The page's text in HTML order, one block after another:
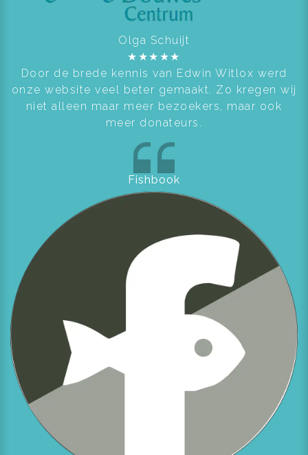
Olga Schuijt
★ ★★ ★★
Door de brede kennis van Edwin Witlox werd
onze website veel beter gemaakt. Zo kregen wij
niet alleen maar meer bezoekers, maar ook
meer donateurs.
Fishbook